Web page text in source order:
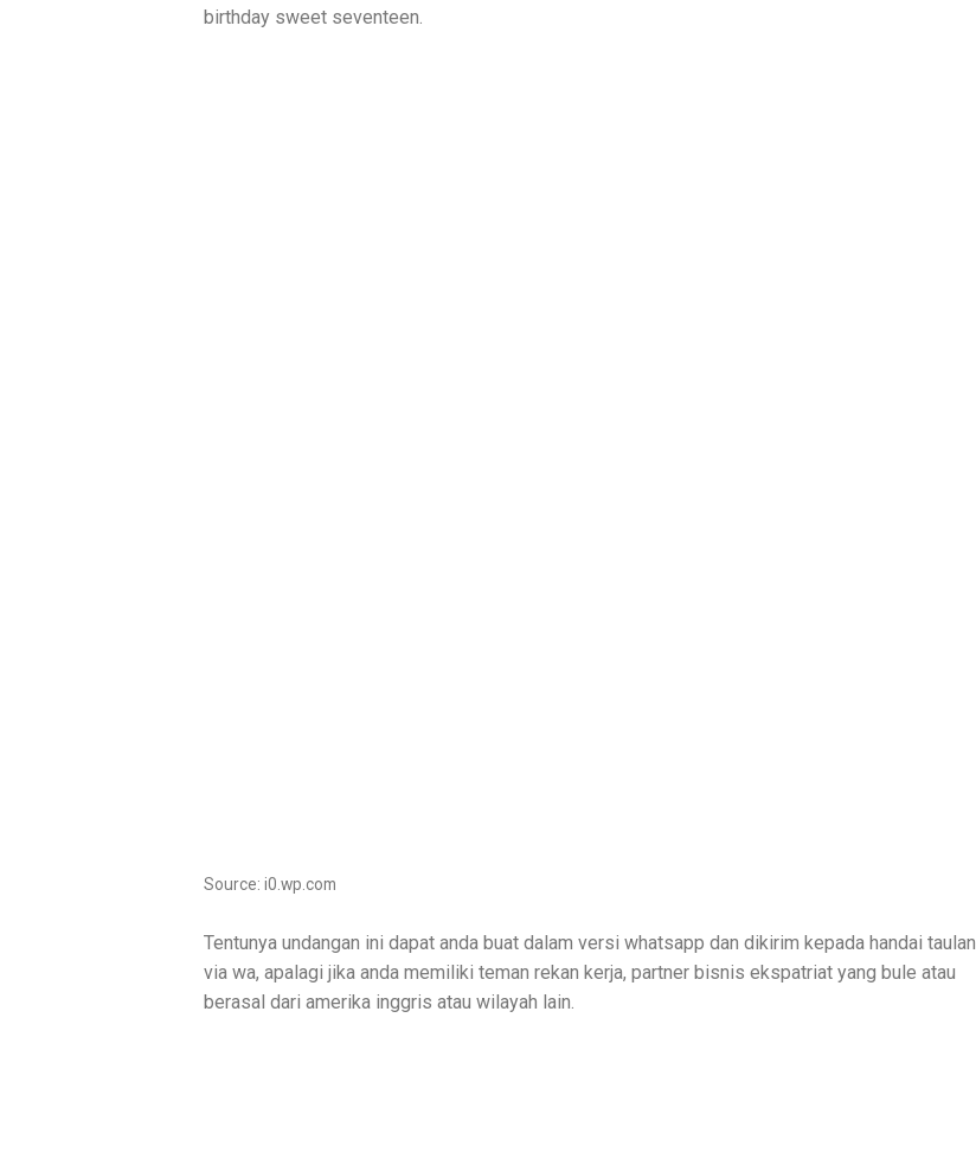
birthday sweet seventeen.
Source: i0.wp.com
Tentunya undangan ini dapat anda buat dalam versi whatsapp dan dikirim kepada handai taulan
via wa, apalagi jika anda memiliki teman rekan kerja, partner bisnis ekspatriat yang bule atau
berasal dari amerika inggris atau wilayah lain.